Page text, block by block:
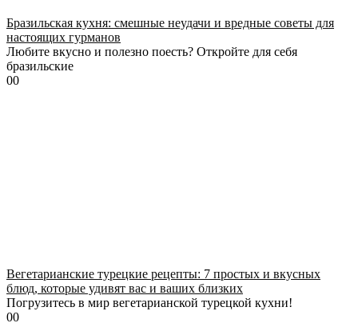
Бразильская кухня: смешные неудачи и вредные советы для
настоящих гурманов
Любите вкусно и полезно поесть? Откройте для себя
бразильские
00
Вегетарианские турецкие рецепты: 7 простых и вкусных
блюд, которые удивят вас и ваших близких
Погрузитесь в мир вегетарианской турецкой кухни!
00